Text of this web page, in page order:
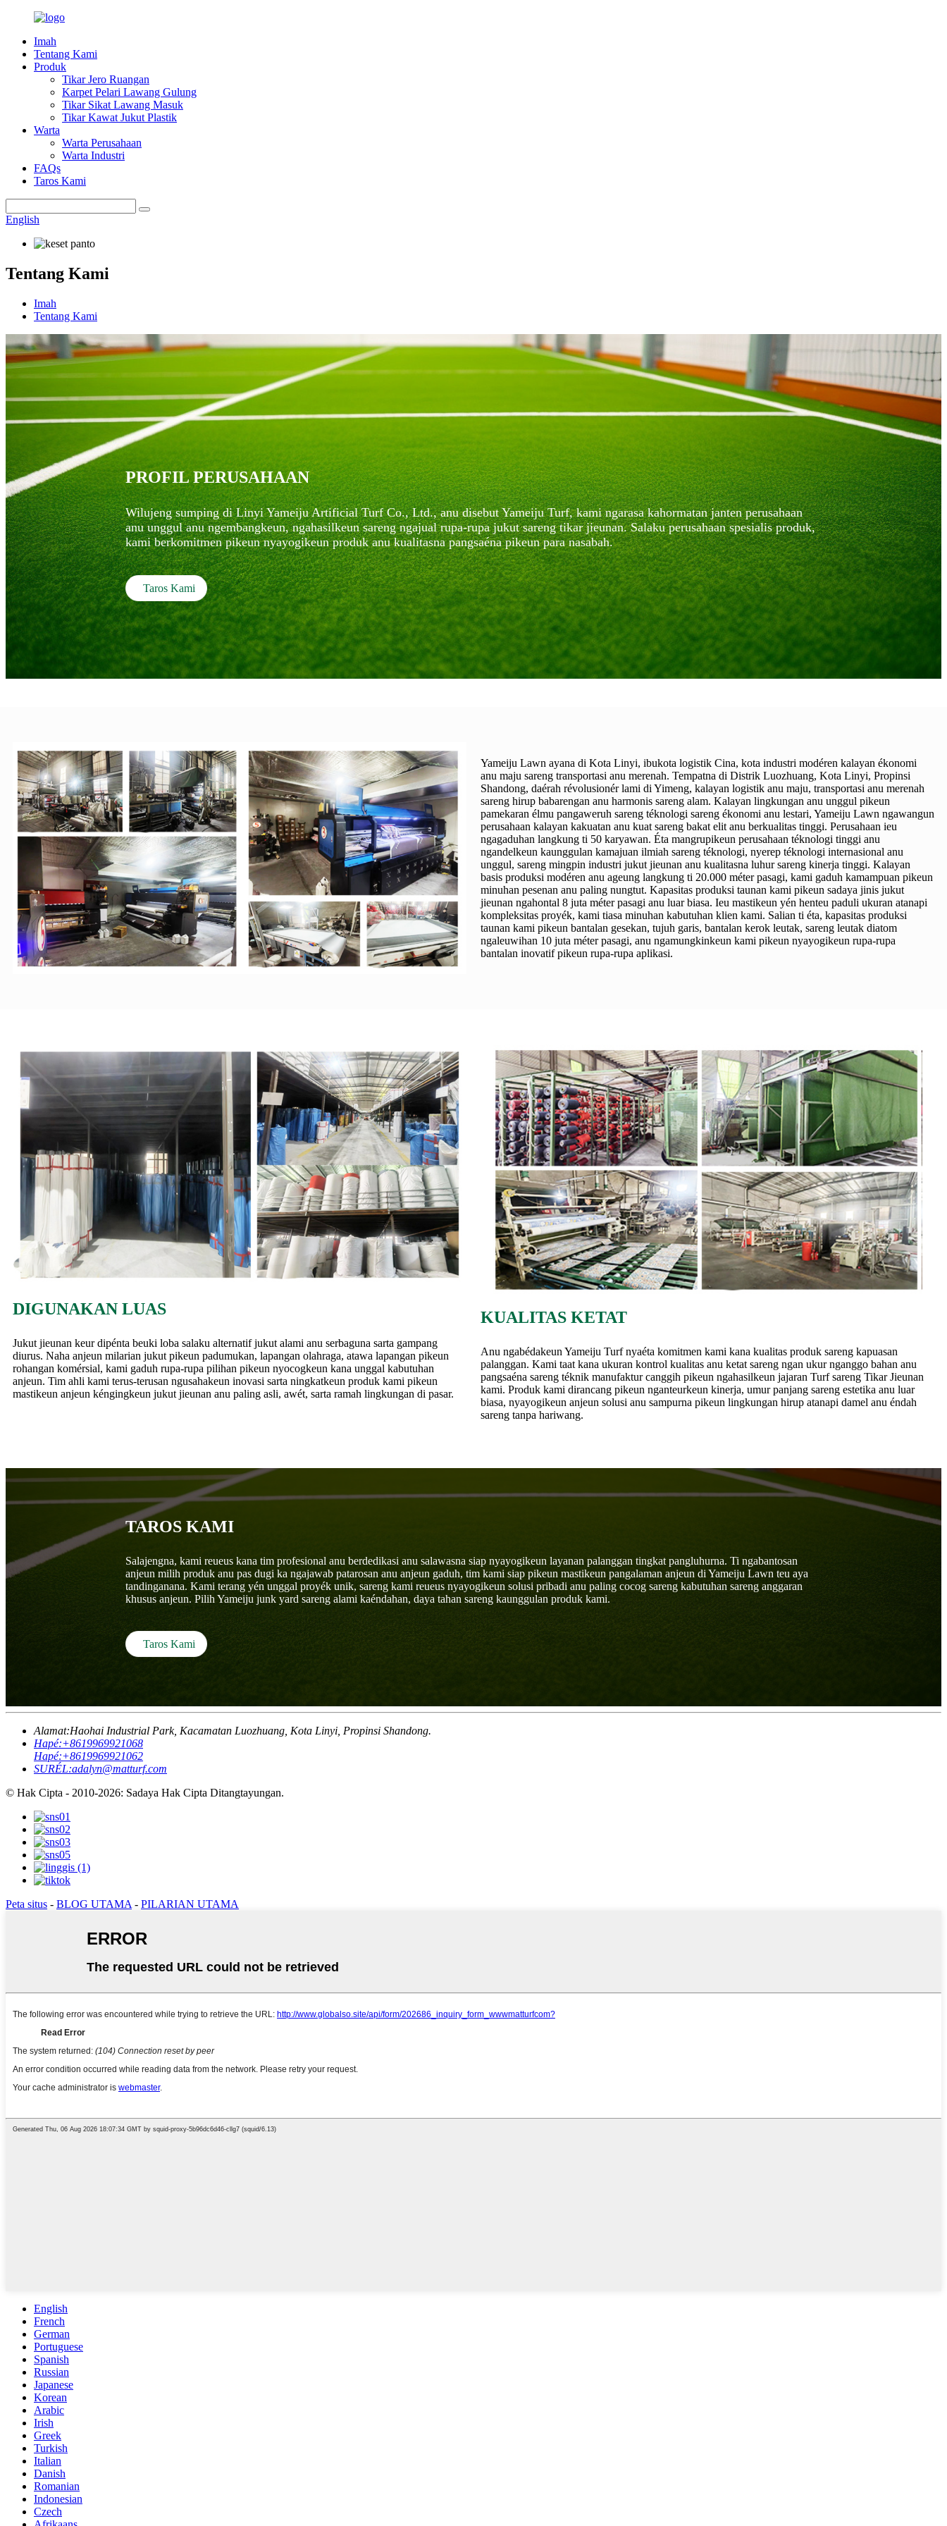
Imah
Tentang Kami
Produk
Tikar Jero Ruangan
Karpet Pelari Lawang Gulung
Tikar Sikat Lawang Masuk
Tikar Kawat Jukut Plastik
Warta
Warta Perusahaan
Warta Industri
FAQs
Taros Kami
English
Tentang Kami
Imah
Tentang Kami
PROFIL PERUSAHAAN
Wilujeng sumping di Linyi Yameiju Artificial Turf Co., Ltd., anu disebut Yameiju Turf, kami ngarasa kahormatan janten perusahaan
anu unggul anu ngembangkeun, ngahasilkeun sareng ngajual rupa-rupa jukut sareng tikar jieunan. Salaku perusahaan spesialis produk,
kami berkomitmen pikeun nyayogikeun produk anu kualitasna pangsaéna pikeun para nasabah.
Taros Kami
Yameiju Lawn ayana di Kota Linyi, ibukota logistik Cina, kota industri modéren kalayan ékonomi
anu maju sareng transportasi anu merenah. Tempatna di Distrik Luozhuang, Kota Linyi, Propinsi
Shandong, daérah révolusionér lami di Yimeng, kalayan logistik anu maju, transportasi anu merenah
sareng hirup babarengan anu harmonis sareng alam. Kalayan lingkungan anu unggul pikeun
pamekaran élmu pangaweruh sareng téknologi sareng ékonomi anu lestari, Yameiju Lawn ngawangun
perusahaan kalayan kakuatan anu kuat sareng bakat elit anu berkualitas tinggi. Perusahaan ieu
ngagaduhan langkung ti 50 karyawan. Éta mangrupikeun perusahaan téknologi tinggi anu
ngandelkeun kaunggulan kamajuan ilmiah sareng téknologi, nyerep téknologi internasional anu
unggul, sareng mingpin industri jukut jieunan anu kualitasna luhur sareng kinerja tinggi. Kalayan
basis produksi modéren anu ageung langkung ti 20.000 méter pasagi, kami gaduh kamampuan pikeun
minuhan pesenan anu paling nungtut. Kapasitas produksi taunan kami pikeun sadaya jinis jukut
jieunan ngahontal 8 juta méter pasagi anu luar biasa. Ieu mastikeun yén henteu paduli ukuran atanapi
kompleksitas proyék, kami tiasa minuhan kabutuhan klien kami. Salian ti éta, kapasitas produksi
taunan kami pikeun bantalan gesekan, tujuh garis, bantalan kerok leutak, sareng leutak diatom
ngaleuwihan 10 juta méter pasagi, anu ngamungkinkeun kami pikeun nyayogikeun rupa-rupa
bantalan inovatif pikeun rupa-rupa aplikasi.
DIGUNAKAN LUAS
Jukut jieunan keur dipénta beuki loba salaku alternatif jukut alami anu serbaguna sarta gampang
diurus. Naha anjeun milarian jukut pikeun padumukan, lapangan olahraga, atawa lapangan pikeun
rohangan komérsial, kami gaduh rupa-rupa pilihan pikeun nyocogkeun kana unggal kabutuhan
anjeun. Tim ahli kami terus-terusan ngusahakeun inovasi sarta ningkatkeun produk kami pikeun
mastikeun anjeun kéngingkeun jukut jieunan anu paling asli, awét, sarta ramah lingkungan di pasar.
KUALITAS KETAT
Anu ngabédakeun Yameiju Turf nyaéta komitmen kami kana kualitas produk sareng kapuasan
palanggan. Kami taat kana ukuran kontrol kualitas anu ketat sareng ngan ukur nganggo bahan anu
pangsaéna sareng téknik manufaktur canggih pikeun ngahasilkeun jajaran Turf sareng Tikar Jieunan
kami. Produk kami dirancang pikeun nganteurkeun kinerja, umur panjang sareng estetika anu luar
biasa, nyayogikeun anjeun solusi anu sampurna pikeun lingkungan hirup atanapi damel anu éndah
sareng tanpa hariwang.
TAROS KAMI
Salajengna, kami reueus kana tim profesional anu berdedikasi anu salawasna siap nyayogikeun layanan palanggan tingkat pangluhurna. Ti ngabantosan
anjeun milih produk anu pas dugi ka ngajawab patarosan anu anjeun gaduh, tim kami siap pikeun mastikeun pangalaman anjeun di Yameiju Lawn teu aya
tandinganana. Kami terang yén unggal proyék unik, sareng kami reueus nyayogikeun solusi pribadi anu paling cocog sareng kabutuhan sareng anggaran
khusus anjeun. Pilih Yameiju junk yard sareng alami kaéndahan, daya tahan sareng kaunggulan produk kami.
Taros Kami
Alamat:Haohai Industrial Park, Kacamatan Luozhuang, Kota Linyi, Propinsi Shandong.
Hapé:+8619969921068
Hapé:+8619969921062
SURÉL:adalyn@matturf.com
© Hak Cipta - 2010-2026: Sadaya Hak Cipta Ditangtayungan.
Peta situs - BLOG UTAMA - PILARIAN UTAMA
English
French
German
Portuguese
Spanish
Russian
Japanese
Korean
Arabic
Irish
Greek
Turkish
Italian
Danish
Romanian
Indonesian
Czech